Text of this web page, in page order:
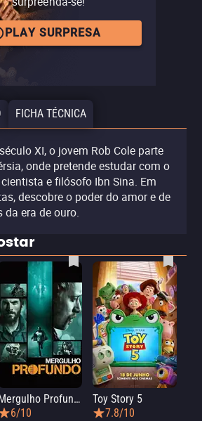
PLAY SURPRESA
FICHA TÉCNICA
XI, o jovem Rob Cole parte
onde pretende estudar com o
e filósofo Ibn Sina. Em
descobre o poder do amor e de
era de ouro.
Mergulho Profundo
6/10
Toy Story 5
7.8/10